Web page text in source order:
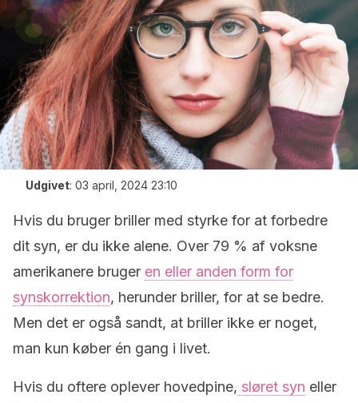
Udgivet: 03 april, 2024 23:10
Hvis du bruger briller med styrke for at forbedre
dit syn, er du ikke alene. Over 79 % af voksne
amerikanere bruger en eller anden form for
synskorrektion, herunder briller, for at se bedre.
Men det er også sandt, at briller ikke er noget,
man kun køber én gang i livet.
Hvis du oftere oplever hovedpine, sløret syn eller